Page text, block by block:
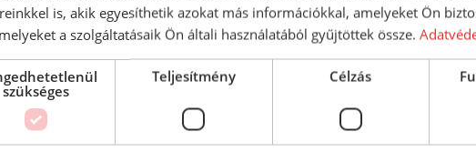
is, akik egyesíthetik azokat más információkkal, amelyeket Ön
a szolgáltatásaik Ön általi használatából gyűjtöttek össze.
szükséges
Teljesítmény Célzás